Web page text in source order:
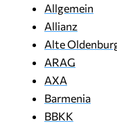
Allgemein
Allianz
Alte
ARAG
AXA
Barmenia
BBKK